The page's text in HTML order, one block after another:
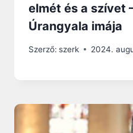
elmét és a szívet
Úrangyala imája
Szerző: szerk 2024.